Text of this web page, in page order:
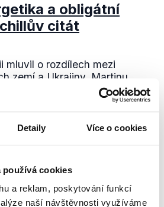
Detaily Více o cookies
používá cookies
a reklam, poskytování funkcí
naší návštěvnosti využíváme
a obligátní
citát
mluvil o rozdílech mezi
zemí a Ukrajiny, Martinu
a jako obvykle doplnil
připisován jemu, ale...
kontaktu